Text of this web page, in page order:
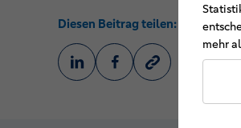
Diesen Beitrag teilen:
mehr